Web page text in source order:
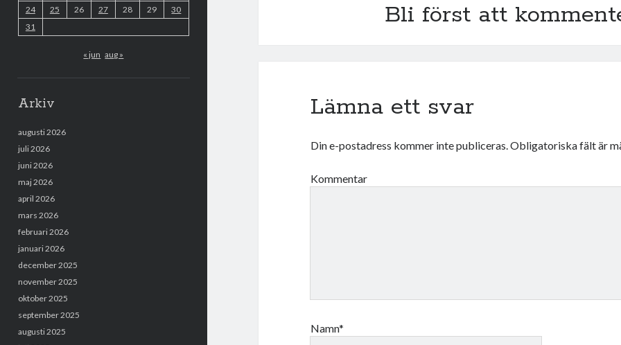
24
25 26 27 28 29
30
31
« jun aug »
Arkiv
augusti 2026
juli 2026
juni 2026
maj 2026
april 2026
mars 2026
februari 2026
januari 2026
december 2025
november 2025
oktober 2025
september 2025
augusti 2025
Bli först att
Lämna ett svar
Din e-postadress kommer inte publiceras.Obligatoriska fält är
Kommentar
Namn*